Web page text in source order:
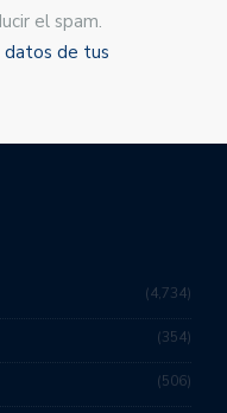
el spam.
datos de tus
4,734
354
506